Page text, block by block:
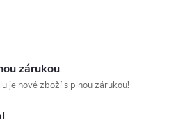
zárukou
je nové zboží s plnou zárukou!